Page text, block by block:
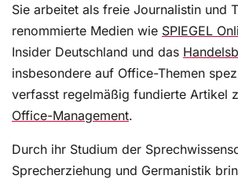
Sie arbeitet als freie Journalistin und
renommierte Medien wie SPIEGEL
Insider Deutschland und das
insbesondere auf Office-Themen
verfasst regelmäßig fundierte Artikel
Office-Management.
Durch ihr Studium der
Sprecherziehung und Germanistik